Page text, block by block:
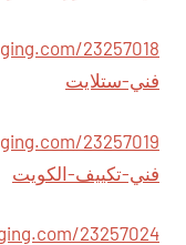
فني-ستلايت
فني-تكييف-الكويت